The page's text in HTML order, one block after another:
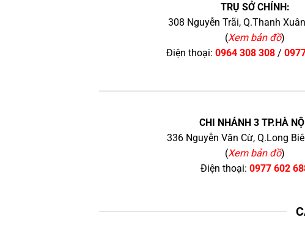
TRỤ SỞ CHÍNH:
308 Nguyễn Trãi, Q.Thanh
(Xem bản đồ)
Điện thoại: 0964 308 308/
CHI NHÁNH 3 TP.HÀ
336 Nguyễn Văn Cừ, Q.Long
(Xem bản đồ)
Điện thoại: 0977 602